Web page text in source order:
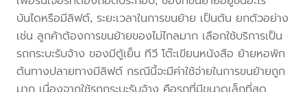
บันไดหรือมีลิฟต์, ระยะเวลาในการขนย้าย เป็นต้น ยกตัวอย่าง
เช่น ลูกค้าต้องการขนย้ายของไม่ไกลมาก เลือกใช้บริการเป็น
รถกระบะรับจ้าง ของมีตู้เย็น ทีวี โต๊ะเขียนหนังสือ ย้ายหอพัก
ต้นทางปลายทางมีลิฟต์ กรณีนี้จะมีค่าใช้จ่ายในการขนย้ายถูก